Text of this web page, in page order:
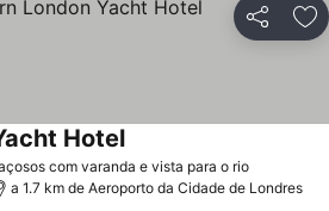
Partilhar
com varanda e vista para o rioVer
HotelVer preços
a 1.7 km de Aeroporto da Cidade de Londres